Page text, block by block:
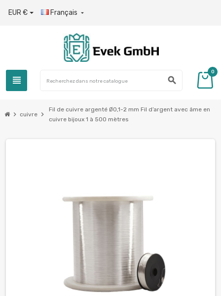
EUR € Français 
view_headline search
0
chevron_right cuivre chevron_right
Fil de cuivre argenté Ø0,1-2 mm Fil d’argent avec âme en
cuivre bijoux 1 à 500 mètres